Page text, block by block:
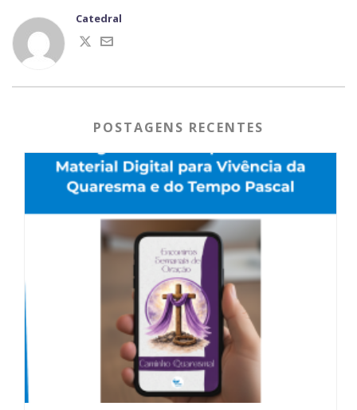
Catedral
POSTAGENS RECENTES